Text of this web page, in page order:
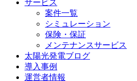
サービス
案件一覧
シミュレーション
保険・保証
メンテナンスサービス
太陽光発電ブログ
導入事例
運営者情報